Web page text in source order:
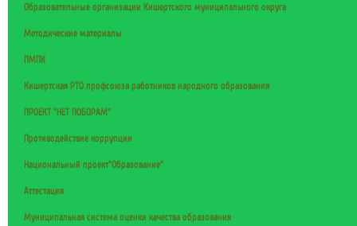
Образовательные организации Кишертского муниципального округа
Методические материалы
ПМПК
Кишертская РТО профсоюза работников народного образования
ПРОЕКТ "НЕТ ПОБОРАМ"
Противодействие коррупции
Национальный проект"Образование"
Аттестация
Муниципальная система оценки качества образования